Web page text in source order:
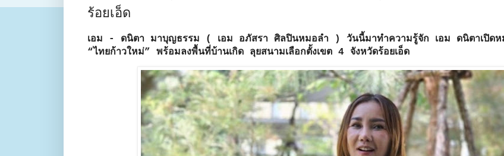
ร้อยเอ็ด
เอม - ดนิตา มาบุญธรรม ( เอม อภัสรา ศิลปินหมอลำ ) วันนี้มาทำความรู้จัก เอม ดนิตาเปิดห
“ไทยก้าวใหม่” พร้อมลงพื้นที่บ้านเกิด ลุยสนามเลือกตั้งเขต 4 จังหวัดร้อยเอ็ด